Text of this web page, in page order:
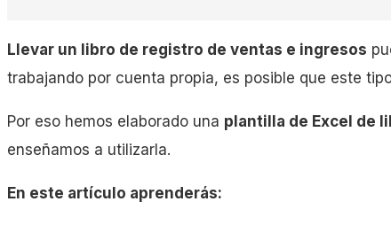
Gestorías
Laboral
Empresas
Llevar un libro de registro de ventas e ingresos
trabajando por cuenta propia, es posible que este
Por eso hemos elaborado una plantilla de Excel de
enseñamos a utilizarla.
En este artículo aprenderás: